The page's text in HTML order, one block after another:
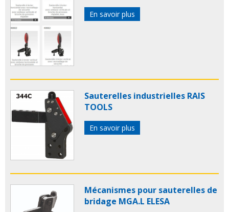
En savoir plus
Sauterelles industrielles RAIS
TOOLS
En savoir plus
Mécanismes pour sauterelles de
bridage MGA.L ELESA